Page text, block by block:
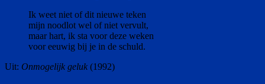
Ik weet niet of dit nieuwe teken
mijn noodlot wel of niet vervult,
maar hart, ik sta voor deze weken
voor eeuwig bij je in de schuld.
Uit: Onmogelijk geluk (1992)